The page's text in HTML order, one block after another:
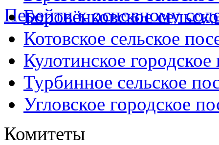
Перейти к основному
Боровёнковское
Котовское сельское
Кулотинское городское
Турбинное сельское
Угловское городское
Комитеты